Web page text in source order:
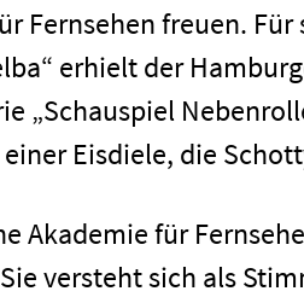
Fernsehen freuen.
erhielt der
„Schauspiel
Eisdiele, die
Akademie für
versteht sich als